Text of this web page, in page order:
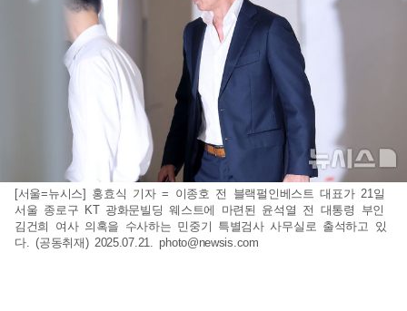
[서울=뉴시스] 홍효식 기자 = 이종호 전 블랙펄인베스트 대표가 21일
서울 종로구 KT 광화문빌딩 웨스트에 마련된 윤석열 전 대통령 부인
김건희 여사 의혹을 수사하는 민중기 특별검사 사무실로 출석하고 있
다. (공동취재) 2025.07.21.photo@newsis.com